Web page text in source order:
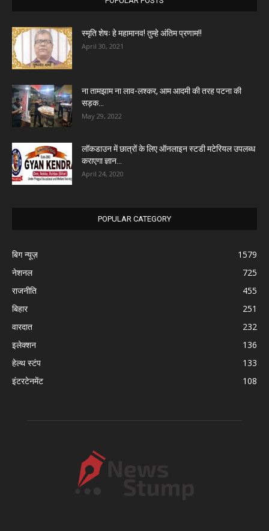
स्मृति शेषः हे महामानव! तुम्हे अंतिम प्रणाम!!
April 30, 2021
ना तामझाम ना लाव-लश्कर, आम आदमी की तरह पटना की
सड़क...
May 29, 2022
लॉकडाउन में छात्रों के लिए ऑनलाइन स्टडी मटेरियल उपलब्ध
कराएगा ज्ञान...
April 24, 2020
POPULAR CATEGORY
बिग न्यूज़
1579
नेशनल
725
राजनीति
455
बिहार
251
वारदात
232
इलेक्शन
136
हेल्थ स्टंप
133
इंटरटेनमेंट
108